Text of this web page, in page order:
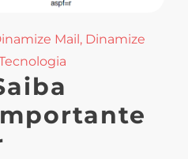
Mail, Dinamize